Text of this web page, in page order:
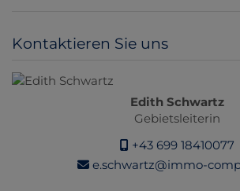
Kontaktieren Sie uns
Edith Schwartz
Gebietsleiterin
+43 699 18410077
e.schwartz@immo-